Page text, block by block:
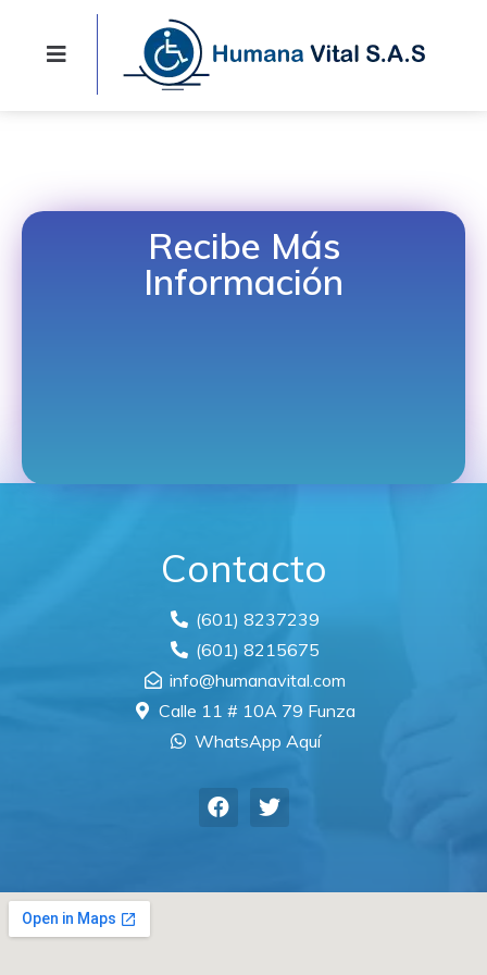
Contacto
(601) 8237239
(601) 8215675
info@humanavital.com
Calle 11 # 10A 79 Funza
WhatsApp Aquí
Recibe Más
Información